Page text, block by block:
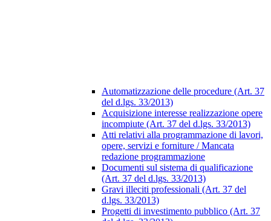
Automatizzazione delle procedure (Art. 37
del d.lgs. 33/2013)
Acquisizione interesse realizzazione opere
incompiute (Art. 37 del d.lgs. 33/2013)
Atti relativi alla programmazione di lavori,
opere, servizi e forniture / Mancata
redazione programmazione
Documenti sul sistema di qualificazione
(Art. 37 del d.lgs. 33/2013)
Gravi illeciti professionali (Art. 37 del
d.lgs. 33/2013)
Progetti di investimento pubblico (Art. 37